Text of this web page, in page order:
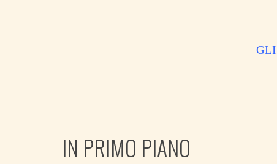
IN PRIMO PIANO